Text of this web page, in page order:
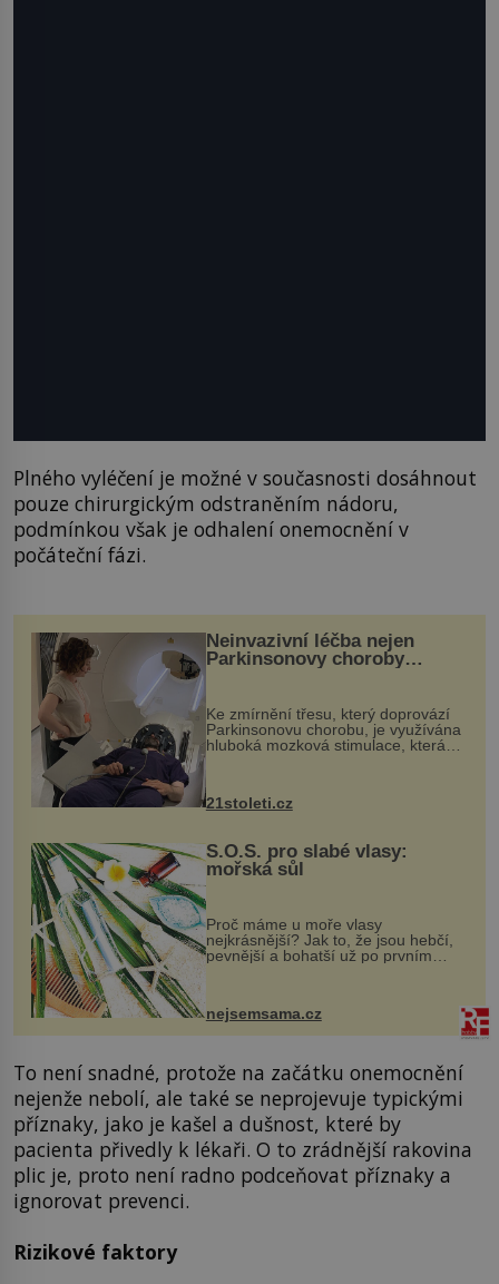
Plného vyléčení je možné v současnosti dosáhnout
pouze chirurgickým odstraněním nádoru,
podmínkou však je odhalení onemocnění v
počáteční fázi.
Neinvazivní léčba nejen
Parkinsonovy choroby
Ke zmírnění třesu, který doprovází
Parkinsonovu chorobu, je využívána
hluboká mozková stimulace, která
však vyžaduje vysoce invazivní
zákrok. Ultrazvuk zase není vhodný
k dostatečně přesnému zacílení ...
21stoleti.cz
S.O.S. pro slabé vlasy:
mořská sůl
Proč máme u moře vlasy
nejkrásnější? Jak to, že jsou hebčí,
pevnější a bohatší už po prvním
vlasy. ...
nejsemsama.cz
To není snadné, protože na začátku onemocnění
nejenže nebolí, ale také se neprojevuje typickými
příznaky, jako je kašel a dušnost, které by
pacienta přivedly k lékaři. O to zrádnější rakovina
plic je, proto není radno podceňovat příznaky a
ignorovat prevenci.
Rizikové faktory